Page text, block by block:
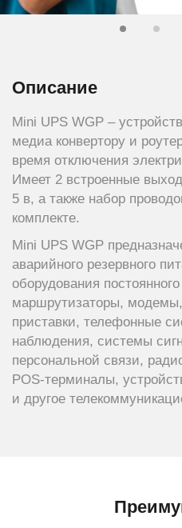
Описание
Mini UPS WGP –
медиа конвертору и
время отключения
Имеет 2 встроенные
5 в, а также набор
комплекте.
Mini UPS WGP
аварийного резервного
оборудования постоянного
маршрутизаторы,
приставки, телефонные
наблюдения, системы
персональной связи,
POS-терминалы,
и другое